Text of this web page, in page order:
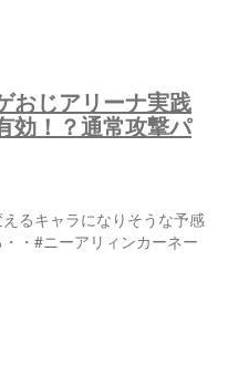
おじアリーナ実践
効！？通常攻撃パ
るキャラになりそうな予感
・#ニーアリィンカーネー